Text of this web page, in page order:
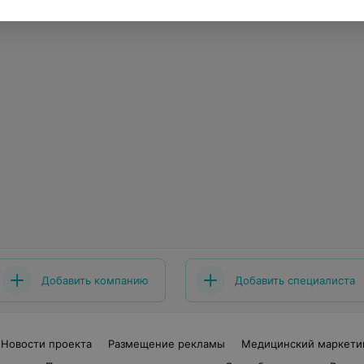
Добавить компанию Добавить специалиста
Новости проекта Размещение рекламы
Медицинский